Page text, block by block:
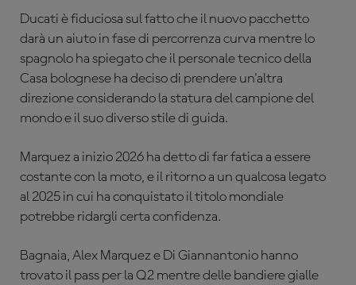
Ducati è fiduciosa sul fatto che il nuovo pacchetto
darà un aiuto in fase di percorrenza curva mentre lo
spagnolo ha spiegato che il personale tecnico della
Casa bolognese ha deciso di prendere un'altra
direzione considerando la statura del campione del
mondo e il suo diverso stile di guida.
Marquez a inizio 2026 ha detto di far fatica a essere
costante con la moto, e il ritorno a un qualcosa legato
al 2025 in cui ha conquistato il titolo mondiale
potrebbe ridargli certa confidenza.
Bagnaia, Alex Marquez e Di Giannantonio hanno
trovato il pass per la Q2 mentre delle bandiere gialle